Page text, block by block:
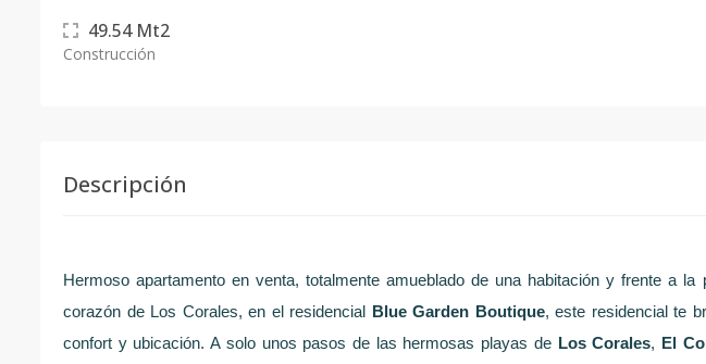
49.54 Mt2
Construcción
Descripción
Hermoso apartamento en venta, totalmente amueblado de una habitación y frente a la
corazón de Los Corales, en el residencial Blue Garden Boutique, este residencial te
confort y ubicación. A solo unos pasos de las hermosas playas de Los Corales, El